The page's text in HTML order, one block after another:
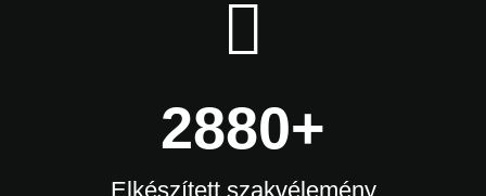
2880+
Elkészített szakvélemény